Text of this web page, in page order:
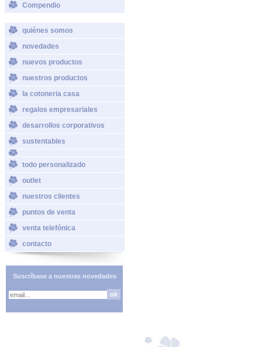
Compendio
quiénes somos
novedades
nuevos productos
nuestros productos
la cotoneria casa
regalos empresariales
desarrollos corporativos
sustentables
todo personalizado
outlet
nuestros clientes
puntos de venta
venta telefónica
contacto
Suscríbase a nuestras novedades